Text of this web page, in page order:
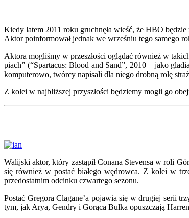
Kiedy latem 2011 roku gruchnęła wieść, że HBO
Aktor poinformował jednak we wrześniu tego samego
Aktora mogliśmy w przeszłości oglądać również w
piach” (“Spartacus: Blood and Sand”, 2010 – jako
komputerowo, twórcy napisali dla niego drobną rolę
Z kolei w najbliższej przyszłości będziemy mogli go
Walijski aktor, który zastąpił Conana Stevensa w roli
się również w postać białego wędrowca. Z kolei w
przedostatnim odcinku czwartego sezonu.
Postać Gregora Clagane’a pojawia się w drugiej serii
tym, jak Arya, Gendry i Gorąca Bułka opuszczają